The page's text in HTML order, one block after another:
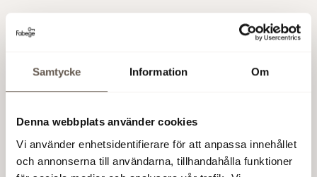
Samtycke Information Om
Denna webbplats använder cookies
Vi använder enhetsidentifierare för att anpassa innehållet
och annonserna till användarna, tillhandahålla funktioner
både i förvaltningsportföljen och genom
Substanstillväxten, EPRA NAV ökade med 20 kr under
året och landade på 115 kr per aktie. Nettouthyrningen
ökning av hyresvärdet med 12 procent i omförhandlade
kontrakt.
- Den starka marknaden och våra engagerade